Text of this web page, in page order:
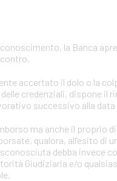
la Banca
accertato il dolo o la
credenziali, dispone il
successivo alla data
ma anche il proprio
qualora, all’esito
debba invece
Giudiziaria e/o